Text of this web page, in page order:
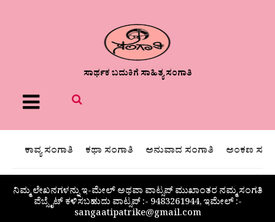
ಸಾರ್ಥಕ ಬದುಕಿಗೆ ಸಾಹಿತ್ಯ ಸಂಗಾತಿ
Menu
ಕಾವ್ಯ ಸಂಗಾತಿ ಕಥಾ ಸಂಗಾತಿ ಅನುವಾದ ಸಂಗಾತಿ ಅಂಕಣ
ನಿಮ್ಮ ಲೇಖನಗಳನ್ನು ಇ-ಮೇಲ್ ಅಥವಾ ವಾಟ್ಸಪ್ ಮುಖಾಂತರ ನಮ್ಮ ಸಂಗತಿ
ವೆಬ್ಸೈಟ್ ಕಳಿಸಬಹುದು ವಾಟ್ಸಪ್‌ :- 9483261944, ಇಮೇಲ್ :-
sangaatipatrike@gmail.com